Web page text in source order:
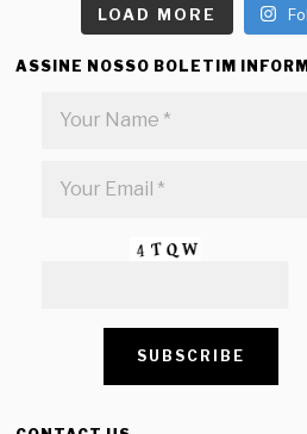
LOAD MORE
ASSINE NOSSO BOLETIM